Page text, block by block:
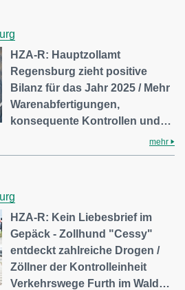
HZA-R: Hauptzollamt
Regensburg zieht positive
Bilanz für das Jahr 2025 / Mehr
Warenabfertigungen,
konsequente Kontrollen und…
mehr
HZA-R: Kein Liebesbrief im
Gepäck - Zollhund "Cessy"
entdeckt zahlreiche Drogen /
Zöllner der Kontrolleinheit
Verkehrswege Furth im Wald…